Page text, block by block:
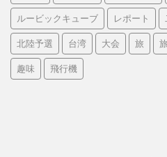
ルービックキューブ レポート
北陸予選 台湾 大会 旅
趣味 飛行機